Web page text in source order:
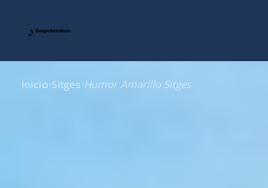
Inicio›Sitges›Humor Amarillo Sitges